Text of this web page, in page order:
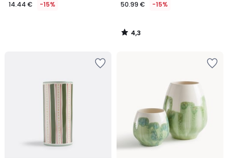
14.44 € -15% 50.99 € -15%
4,3
/